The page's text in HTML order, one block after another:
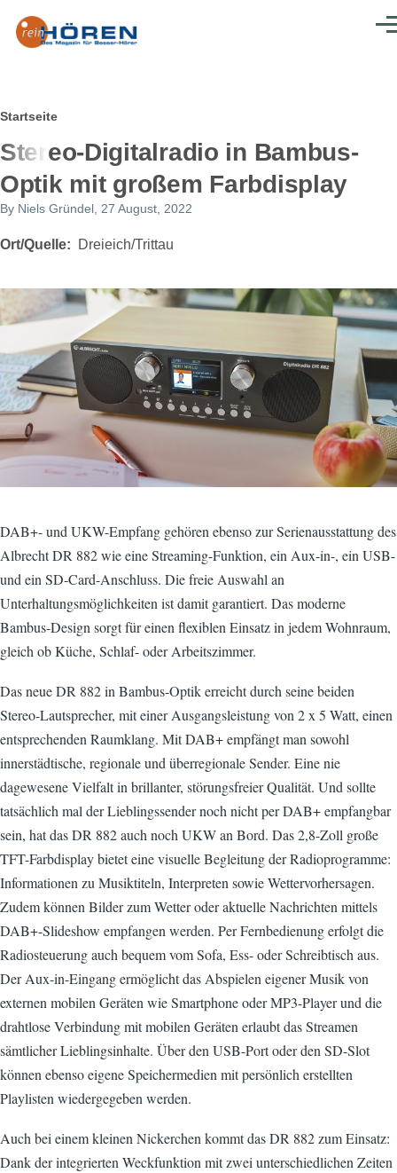
Pfadnavigation
Startseite
Stereo-Digitalradio in Bambus-
Optik mit großem Farbdisplay
By Niels Gründel , 27 August, 2022
Ort/Quelle Dreieich/Trittau
DAB+- und UKW-Empfang gehören ebenso zur Serienausstattung des
Albrecht DR 882 wie eine Streaming-Funktion, ein Aux-in-, ein USB-
und ein SD-Card-Anschluss. Die freie Auswahl an
Unterhaltungsmöglichkeiten ist damit garantiert. Das moderne
Bambus-Design sorgt für einen flexiblen Einsatz in jedem Wohnraum,
gleich ob Küche, Schlaf- oder Arbeitszimmer.
Das neue DR 882 in Bambus-Optik erreicht durch seine beiden
Stereo-Lautsprecher, mit einer Ausgangsleistung von 2 x 5 Watt, einen
entsprechenden Raumklang. Mit DAB+ empfängt man sowohl
innerstädtische, regionale und überregionale Sender. Eine nie
dagewesene Vielfalt in brillanter, störungsfreier Qualität. Und sollte
tatsächlich mal der Lieblingssender noch nicht per DAB+ empfangbar
sein, hat das DR 882 auch noch UKW an Bord. Das 2,8-Zoll große
TFT-Farbdisplay bietet eine visuelle Begleitung der Radioprogramme:
Informationen zu Musiktiteln, Interpreten sowie Wettervorhersagen.
Zudem können Bilder zum Wetter oder aktuelle Nachrichten mittels
DAB+-Slideshow empfangen werden. Per Fernbedienung erfolgt die
Radiosteuerung auch bequem vom Sofa, Ess- oder Schreibtisch aus.
Der Aux-in-Eingang ermöglicht das Abspielen eigener Musik von
externen mobilen Geräten wie Smartphone oder MP3-Player und die
drahtlose Verbindung mit mobilen Geräten erlaubt das Streamen
sämtlicher Lieblingsinhalte. Über den USB-Port oder den SD-Slot
können ebenso eigene Speichermedien mit persönlich erstellten
Playlisten wiedergegeben werden.
Auch bei einem kleinen Nickerchen kommt das DR 882 zum Einsatz:
Dank der integrierten Weckfunktion mit zwei unterschiedlichen Zeiten